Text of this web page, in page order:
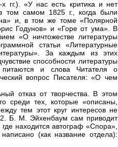
гг.). «У нас есть критика и нет
том самом 1825 г., когда были
и, в том же томе «Полярной
Годунов» и «Горе от ума». В
«О ничтожестве литературы
статьи «Литературные
За каждым из этих
способности литературы
и слова Читателя о
вопрос Писателя: «О чем
отказ от творчества. В этом
среди тех, которые «описаны,
тем этот круг интересов не
2. Б. М. Эйхенбаум сам приводит
находится автограф «Спора»,
(как название отдела):